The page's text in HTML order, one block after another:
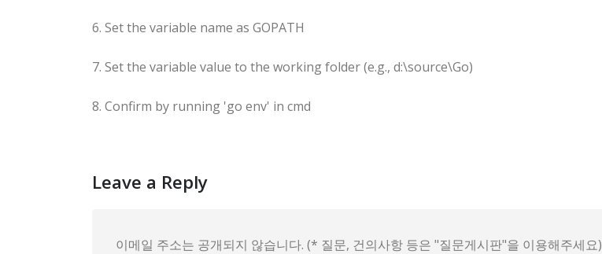
6. Set the variable name as GOPATH
7. Set the variable value to the working folder (e.g., d:\source\Go)
8. Confirm by running 'go env' in cmd
Leave a Reply
이메일 주소는 공개되지 않습니다. (* 질문, 건의사항 등은 "질문게시판"을 이용해주세요)